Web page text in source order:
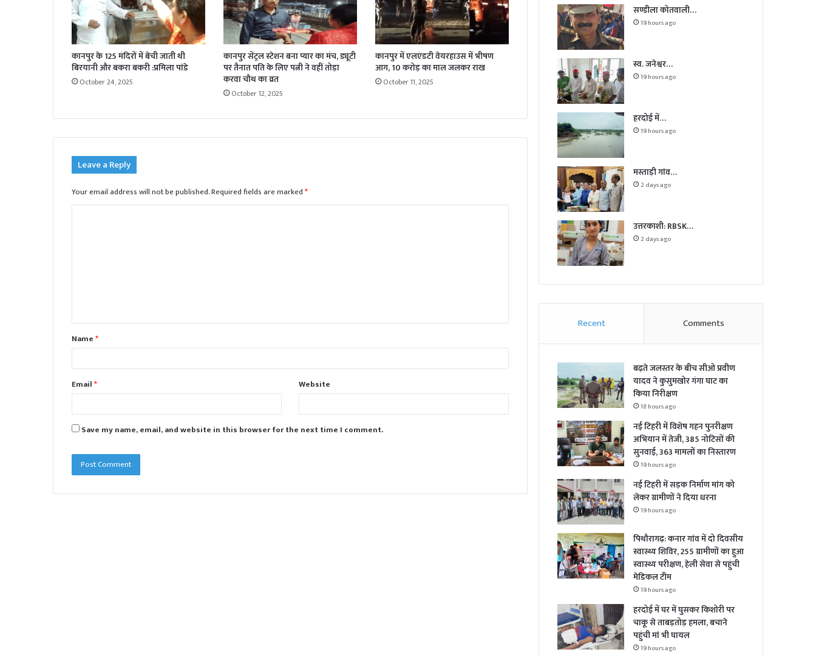
कानपुर के 125 मंदिरों में बेची जाती थी
बिरयानी और बकरा बकरी :प्रमिला पांडे
October 24, 2025
कानपुर सेंट्रल स्टेशन बना प्यार का मंच, ड्यूटी
पर तैनात पति के लिए पत्नी ने वहीं तोड़ा
करवा चौथ का व्रत
October 12, 2025
कानपुर में एलएंडटी वेयरहाउस में भीषण
आग, 10 करोड़ का माल जलकर राख
October 11, 2025
Leave a Reply
Your email address will not be published.Required fields are marked*
t
*Name*
Email* Website
Save my name, email, and website in this browser for the next time I comment.
सण्डीला कोतवाली…
19 hours ago
स्व. जनेश्वर…
19 hours ago
हरदोई में…
19 hours ago
मस्ताड़ी गांव…
2 days ago
उत्तरकाशी: RBSK…
2 days ago
Recent Comments
बढ़ते जलस्तर के बीच सीओ प्रवीण
यादव ने कुसुमखोर गंगा घाट का
किया निरीक्षण
18 hours ago
नई टिहरी में विशेष गहन पुनरीक्षण
अभियान में तेजी, 385 नोटिसों की
सुनवाई, 363 मामलों का निस्तारण
19 hours ago
नई टिहरी में सड़क निर्माण मांग को
लेकर ग्रामीणों ने दिया धरना
19 hours ago
पिथौरागढ़: कनार गांव में दो दिवसीय
स्वास्थ्य शिविर, 255 ग्रामीणों का हुआ
स्वास्थ्य परीक्षण, हेली सेवा से पहुंची
मेडिकल टीम
19 hours ago
हरदोई में घर में घुसकर किशोरी पर
चाकू से ताबड़तोड़ हमला, बचाने
पहुंची मां भी घायल
19 hours ago